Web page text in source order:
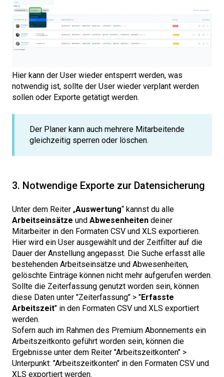
Hier kann der User wieder entsperrt werden, was
notwendig ist, sollte der User wieder verplant werden
sollen oder Exporte getätigt werden.
Der Planer kann auch mehrere Mitarbeitende
gleichzeitig sperren oder löschen.
3. Notwendige Exporte zur Datensicherung
Unter dem Reiter „Auswertung“ kannst du alle
Arbeitseinsätze und Abwesenheiten deiner
Mitarbeiter in den Formaten CSV und XLS exportieren.
Hier wird ein User ausgewählt und der Zeitfilter auf die
Dauer der Anstellung angepasst. Die Suche erfasst alle
bestehenden Arbeitseinsätze und Abwesenheiten,
gelöschte Einträge können nicht mehr aufgerufen werden.
Sollte die Zeiterfassung genutzt worden sein, können
diese Daten unter "Zeiterfassung" > "Erfasste
Arbeitszeit" in den Formaten CSV und XLS exportiert
werden.
Sofern auch im Rahmen des Premium Abonnements ein
Arbeitszeitkonto geführt worden sein, können die
Ergebnisse unter dem Reiter "Arbeitszeitkonten" >
Unterpunkt: "Arbeitszeitkonten" in den Formaten CSV und
XLS exportiert werden.